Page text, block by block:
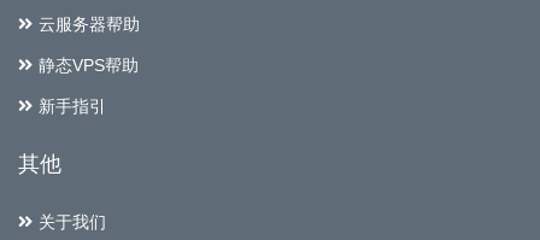
云服务器帮助
静态VPS帮助
新手指引
其他
关于我们